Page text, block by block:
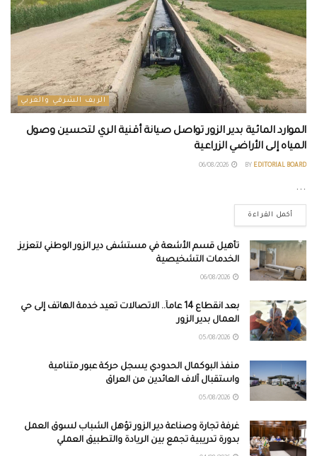
الريف الشرقي والغربي
الموارد المائية بدير الزور تواصل صيانة أقنية الري لتحسين وصول
المياه إلى الأراضي الزراعية
BY EDITORIAL BOARD
...
أكمل القراءة
تأهيل قسم الأشعة في مستشفى دير الزور الوطني لتعزيز
الخدمات التشخيصية
بعد انقطاع 14 عاماً.. الاتصالات تعيد خدمة الهاتف إلى حي
العمال بدير الزور
منفذ البوكمال الحدودي يسجل حركة عبور متنامية
واستقبال آلاف العائدين من العراق
غرفة تجارة وصناعة دير الزور تؤهل الشباب لسوق العمل
بدورة تدريبية تجمع بين الريادة والتطبيق العملي